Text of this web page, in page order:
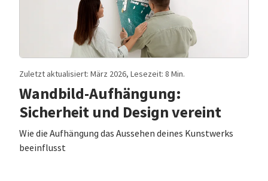
Zuletzt aktualisiert: März 2026, Lesezeit: 8 Min.
Wandbild-Aufhängung:
Sicherheit und Design vereint
Wie die Aufhängung das Aussehen deines Kunstwerks
beeinflusst